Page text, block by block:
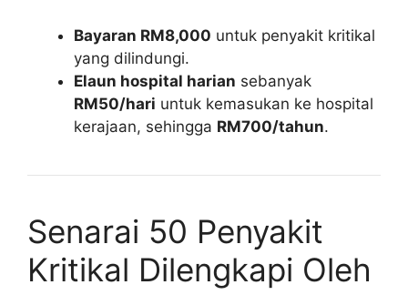
Bayaran RM8,000 untuk penyakit kritikal
yang dilindungi.
Elaun hospital harian sebanyak
RM50/hari untuk kemasukan ke hospital
kerajaan, sehingga RM700/tahun.
Senarai 50 Penyakit
Kritikal Dilengkapi Oleh